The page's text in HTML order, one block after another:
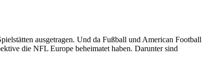
ausgetragen. Und da Fußball und American Football
die NFL Europe beheimatet haben. Darunter sind